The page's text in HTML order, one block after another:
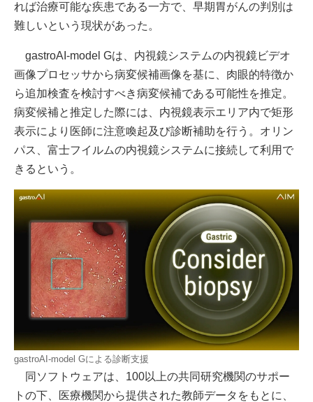
れば治療可能な疾患である一方で、早期胃がんの判別は
難しいという現状があった。
gastroAI-model Gは、内視鏡システムの内視鏡ビデオ
画像プロセッサから病変候補画像を基に、肉眼的特徴か
ら追加検査を検討すべき病変候補である可能性を推定。
病変候補と推定した際には、内視鏡表示エリア内で矩形
表示により医師に注意喚起及び診断補助を行う。オリン
パス、富士フイルムの内視鏡システムに接続して利用で
きるという。
gastroAI-model Gによる診断支援
同ソフトウェアは、100以上の共同研究機関のサポー
トの下、医療機関から提供された教師データをもとに、